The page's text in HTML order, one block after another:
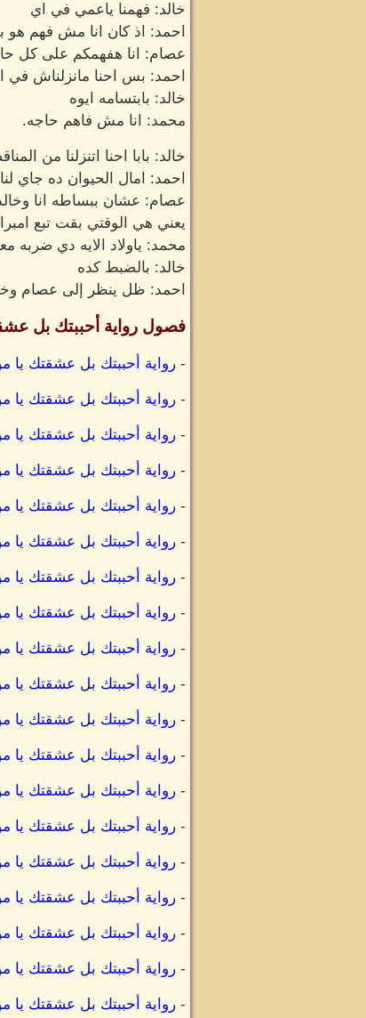
خالد: فهمنا ياعمي في اي
احمد: اذ كان انا مش فهم هو
عصام: انا هفهمكم على كل
احمد: بس احنا مانزلناش
خالد: بابتسامه ايوه
محمد: انا مش فاهم حاجه.
خالد: بابا احنا اتنزلنا من
احمد: امال الحيوان ده جاي لنا
عصام: عشان ببساطه انا
يعني هي الوقتي بقت تبع
محمد: ياولاد الايه دي ضربه
خالد: بالضبط كده
احمد: ظل ينظر إلى عصام
فصول رواية أحببتك بل
- رواية أحببتك بل عشقتك يا
- رواية أحببتك بل عشقتك يا
- رواية أحببتك بل عشقتك يا
- رواية أحببتك بل عشقتك يا
- رواية أحببتك بل عشقتك
- رواية أحببتك بل عشقتك
- رواية أحببتك بل عشقتك يا
- رواية أحببتك بل عشقتك يا
- رواية أحببتك بل عشقتك يا
- رواية أحببتك بل عشقتك يا
- رواية أحببتك بل عشقتك يا
- رواية أحببتك بل عشقتك يا
- رواية أحببتك بل عشقتك يا
- رواية أحببتك بل عشقتك يا
- رواية أحببتك بل عشقتك
- رواية أحببتك بل عشقتك
- رواية أحببتك بل عشقتك يا
- رواية أحببتك بل عشقتك يا
- رواية أحببتك بل عشقتك يا